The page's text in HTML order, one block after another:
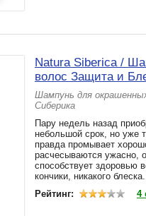
Natura Siberica /
волос Защита и
Шампунь для
Сиберика
Пару недель назад
небольшой срок, но уже
правда промывает
расчесываются ужасно,
способствует здоровью
кончики, никакого
Рейтинг:
4